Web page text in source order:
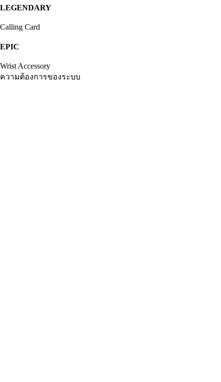
LEGENDARY
Calling Card
EPIC
Wrist Accessory
ความต้องการของระบบ